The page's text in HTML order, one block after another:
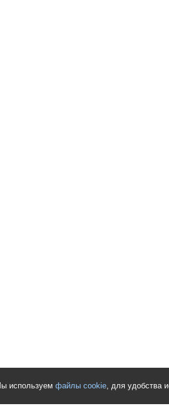
используем файлы cookie, для удобства